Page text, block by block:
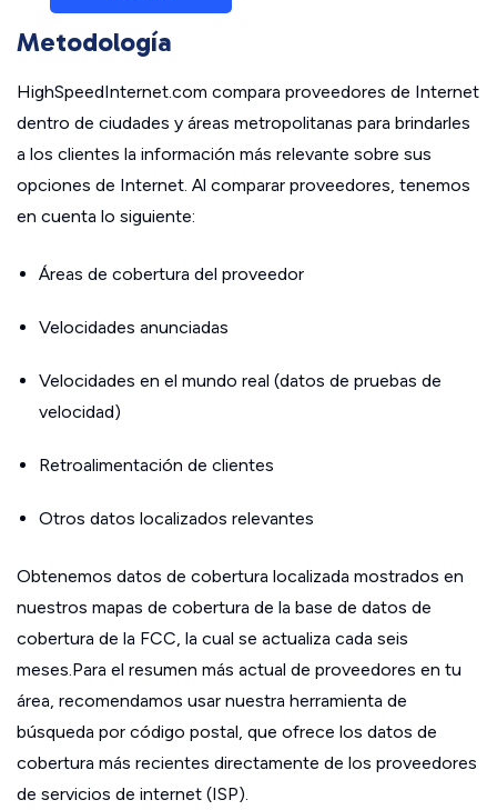
Metodología
HighSpeedInternet.com compara proveedores de Internet
dentro de ciudades y áreas metropolitanas para brindarles
a los clientes la información más relevante sobre sus
opciones de Internet. Al comparar proveedores, tenemos
en cuenta lo siguiente:
Áreas de cobertura del proveedor
Velocidades anunciadas
Velocidades en el mundo real (datos de pruebas de
velocidad)
Retroalimentación de clientes
Otros datos localizados relevantes
Obtenemos datos de cobertura localizada mostrados en
nuestros mapas de cobertura de la base de datos de
cobertura de la FCC, la cual se actualiza cada seis
meses.Para el resumen más actual de proveedores en tu
área, recomendamos usar nuestra herramienta de
búsqueda por código postal, que ofrece los datos de
cobertura más recientes directamente de los proveedores
de servicios de internet (ISP).